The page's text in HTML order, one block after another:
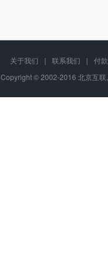
关于我们 | 联系我们 |
付
Copyright © 2002-2016 北京互